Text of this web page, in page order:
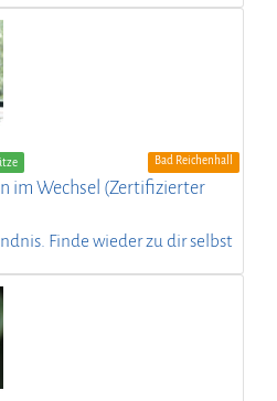
Bad Reichenhall
im Wechsel (Zertifizierter
Finde wieder zu dir selbst